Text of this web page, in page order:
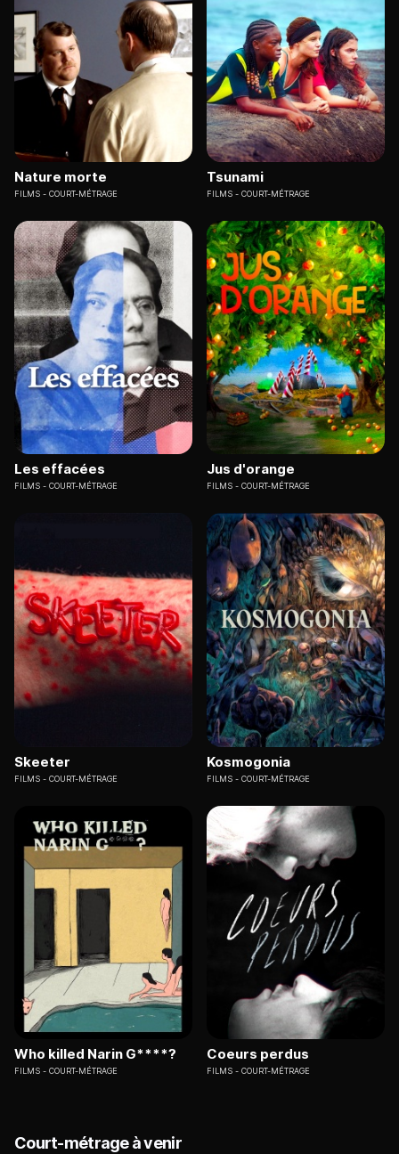
Nature morte
FILMS COURT-MÉTRAGE
Tsunami
FILMS COURT-MÉTRAGE
Les effacées
FILMS COURT-MÉTRAGE
Jus d'orange
FILMS COURT-MÉTRAGE
Skeeter
FILMS COURT-MÉTRAGE
Kosmogonia
FILMS COURT-MÉTRAGE
Who killed Narin G****?
FILMS COURT-MÉTRAGE
Coeurs perdus
FILMS COURT-MÉTRAGE
Court-métrage à venir